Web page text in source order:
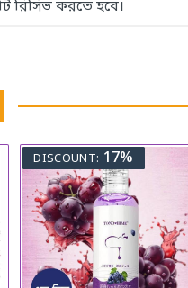
রিসিভ করতে হবে।
DISCOUNT: 17%